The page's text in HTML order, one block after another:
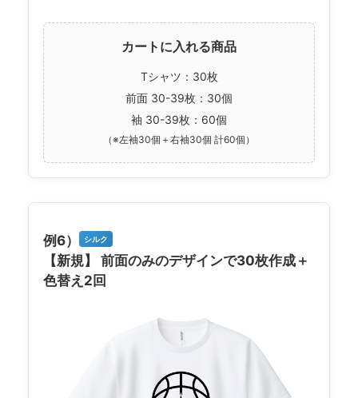
カートに入れる商品
Tシャツ：30枚
前面 30-39枚：30個
袖 30-39枚：60個
（※左袖30個＋右袖30個 計60個）
例6） シルク
【新規】 前面のみのデザインで30枚作成＋
色替え2回